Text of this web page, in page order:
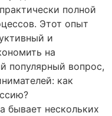
полной
Этот опыт
и
на
популярный вопрос,
как
бывает нескольких